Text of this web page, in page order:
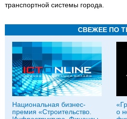
транспортной системы города.
СВЕЖЕЕ ПО
Национальная бизнес-
премия «Строительство.
о